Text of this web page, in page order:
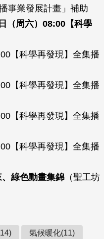
事業發展計畫」補助
（周六）08:00【科學
【科學再發現】全集播
【科學再發現】全集播
【科學再發現】全集播
【科學再發現】全集播
綠色動畫集錦 （聖工坊
氣候暖化(11)